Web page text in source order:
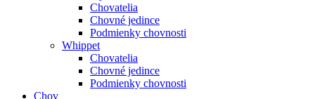
Chovatelia
Chovné jedince
Podmienky chovnosti
Whippet
Chovatelia
Chovné jedince
Podmienky chovnosti
Chov